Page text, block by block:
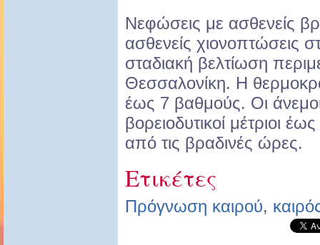
Νεφώσεις με ασθενείς
ασθενείς χιονοπτώσεις
σταδιακή βελτίωση
Θεσσαλονίκη. Η
έως 7 βαθμούς. Οι
βορειοδυτικοί μέτριοι
από τις βραδινές ώρες.
Ετικέτες
Πρόγνωση καιρού,